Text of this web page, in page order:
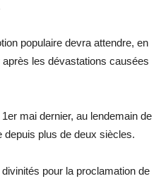
populaire devra attendre, en
les dévastations causées
mai dernier, au lendemain de
depuis plus de deux siècles.
pour la proclamation de